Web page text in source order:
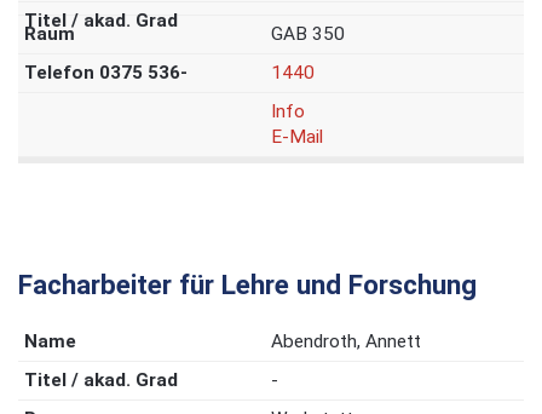
GAB 350
1440
Info
E-Mail
Facharbeiter für Lehre und Forschung
Abendroth, Annett
-